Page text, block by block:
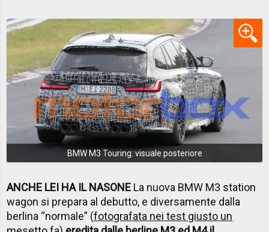
BMW M3 Touring: visuale posteriore
ANCHE LEI HA IL NASONE La nuova BMW M3 station
wagon si prepara al debutto, e diversamente dalla
berlina “normale” (fotografata nei test giusto un